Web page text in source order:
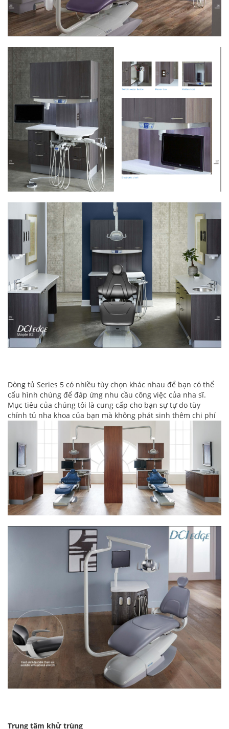
Dòng tủ Series 5 có nhiều tùy chọn khác nhau để bạn có thể
cấu hình chúng để đáp ứng nhu cầu công việc của nha sĩ.
Mục tiêu của chúng tôi là cung cấp cho bạn sự tự do tùy
chỉnh tủ nha khoa của bạn mà không phát sinh thêm chi phí
Trung tâm khử trùng